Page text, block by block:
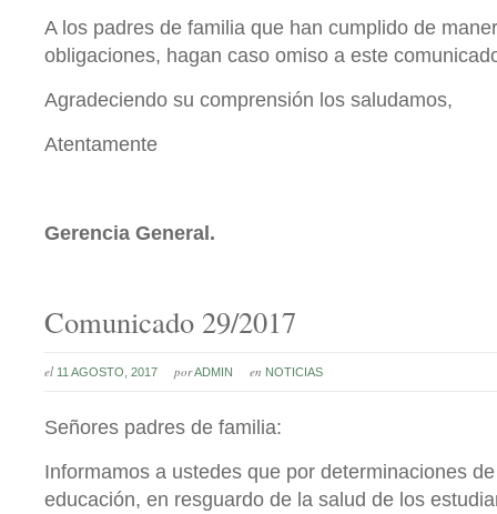
A los padres de familia que han cumplido de
obligaciones, hagan caso omiso a este
Agradeciendo su comprensión los saludamos,
Atentamente
Gerencia General.
Comunicado 29/2017
el 11 AGOSTO, 2017 porADMIN en NOTICIAS
Señores padres de familia:
Informamos a ustedes que por determinaciones
educación, en resguardo de la salud de los